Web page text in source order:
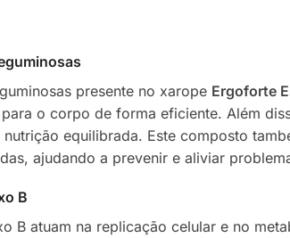
presente no xarope Ergoforte
o corpo de forma eficiente. Além
equilibrada. Este composto
ajudando a prevenir e aliviar
B
B atuam na replicação celular e no